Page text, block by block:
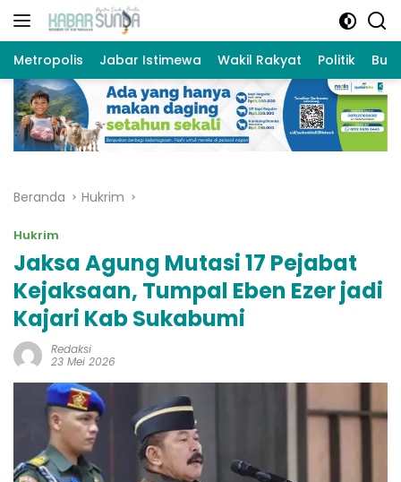
Langsung
Metropolis Jabar Istimewa Wakil Rakyat Politik
Beranda Hukrim
Hukrim
Jaksa Agung Mutasi 17 Pejabat
Kejaksaan, Tumpal Eben Ezer jadi
Kajari Kab Sukabumi
Redaksi
23 Mei 2026